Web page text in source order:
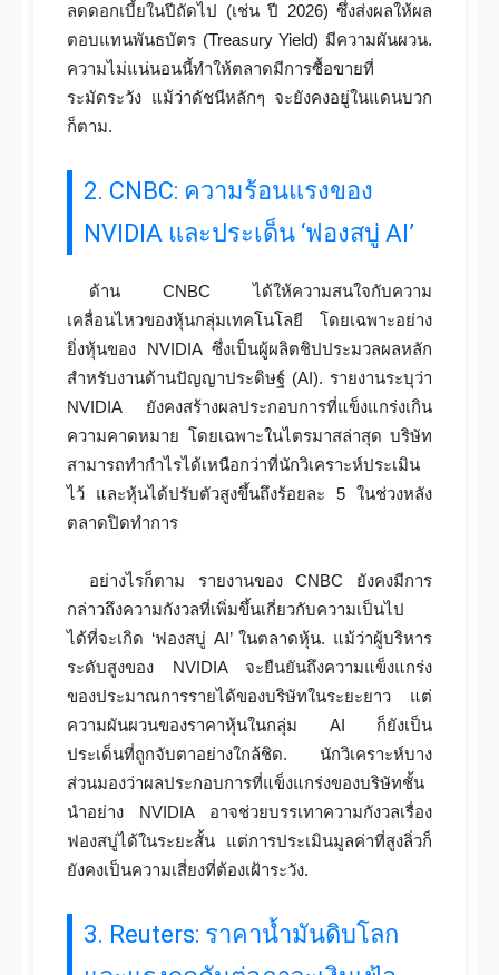
ลดดอกเบี้ยในปีถัดไป (เช่น ปี 2026) ซึ่งส่งผลให้ผล
ตอบแทนพันธบัตร (Treasury Yield) มีความผันผวน.
ความไม่แน่นอนนี้ทำให้ตลาดมีการซื้อขายที่
ระมัดระวัง แม้ว่าดัชนีหลักๆ จะยังคงอยู่ในแดนบวก
ก็ตาม.
2. CNBC: ความร้อนแรงของ
NVIDIA และประเด็น ‘ฟองสบู่ AI’
ด้าน CNBC ได้ให้ความสนใจกับความ
เคลื่อนไหวของหุ้นกลุ่มเทคโนโลยี โดยเฉพาะอย่าง
ยิ่งหุ้นของ NVIDIA ซึ่งเป็นผู้ผลิตชิปประมวลผลหลัก
สำหรับงานด้านปัญญาประดิษฐ์ (AI). รายงานระบุว่า
NVIDIA ยังคงสร้างผลประกอบการที่แข็งแกร่งเกิน
ความคาดหมาย โดยเฉพาะในไตรมาสล่าสุด บริษัท
สามารถทำกำไรได้เหนือกว่าที่นักวิเคราะห์ประเมิน
ไว้ และหุ้นได้ปรับตัวสูงขึ้นถึงร้อยละ 5 ในช่วงหลัง
ตลาดปิดทำการ
อย่างไรก็ตาม รายงานของ CNBC ยังคงมีการ
กล่าวถึงความกังวลที่เพิ่มขึ้นเกี่ยวกับความเป็นไป
ได้ที่จะเกิด ‘ฟองสบู่ AI’ ในตลาดหุ้น. แม้ว่าผู้บริหาร
ระดับสูงของ NVIDIA จะยืนยันถึงความแข็งแกร่ง
ของประมาณการรายได้ของบริษัทในระยะยาว แต่
ความผันผวนของราคาหุ้นในกลุ่ม AI ก็ยังเป็น
ประเด็นที่ถูกจับตาอย่างใกล้ชิด. นักวิเคราะห์บาง
ส่วนมองว่าผลประกอบการที่แข็งแกร่งของบริษัทชั้น
นำอย่าง NVIDIA อาจช่วยบรรเทาความกังวลเรื่อง
ฟองสบู่ได้ในระยะสั้น แต่การประเมินมูลค่าที่สูงลิ่วก็
ยังคงเป็นความเสี่ยงที่ต้องเฝ้าระวัง.
3. Reuters: ราคาน้ำมันดิบโลก